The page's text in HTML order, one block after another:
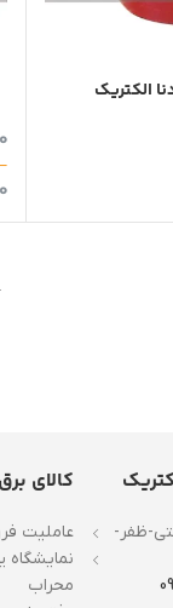
الکتریک
ظفر-
کالای
عاملیت
نمایشگاه
محراب